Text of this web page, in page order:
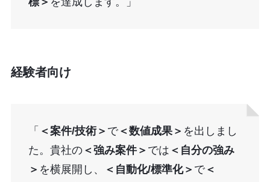
経験者向け
「 ＜案件/技術＞ で＜数値成果＞ を出しまし
た。貴社の＜強み案件＞ では ＜自分の強み
＞ を横展開し、 ＜自動化/標準化＞ で＜